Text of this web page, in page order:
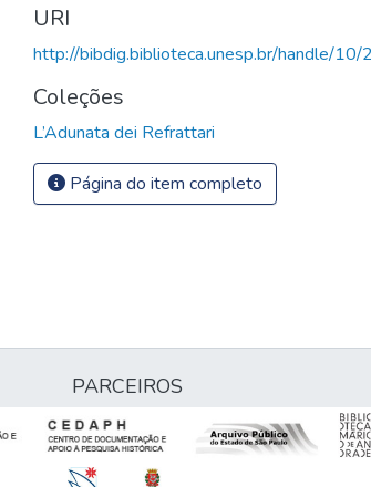
URI
http://bibdig.biblioteca.unesp.br/handle/
Coleções
L’Adunata dei Refrattari
Página do item completo
PARCEIROS